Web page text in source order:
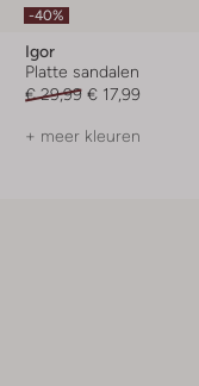
-40%
Igor
Platte sandalen
€ 29,99 € 17,99
+ meer kleuren